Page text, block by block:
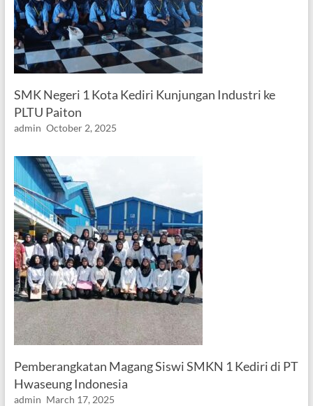
SMK Negeri 1 Kota Kediri Kunjungan Industri ke
PLTU Paiton
admin October 2, 2025
Pemberangkatan Magang Siswi SMKN 1 Kediri di PT
Hwaseung Indonesia
admin March 17, 2025